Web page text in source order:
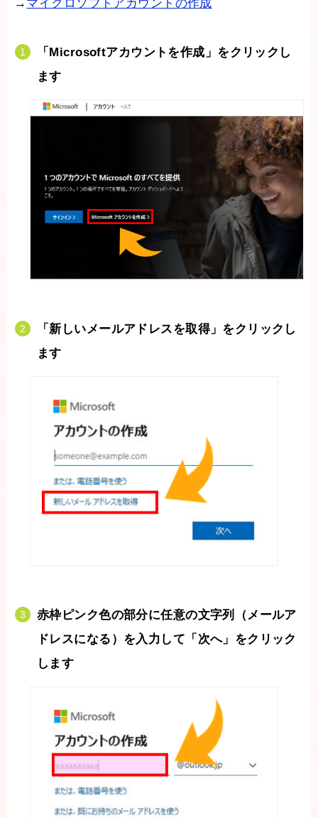
→ マイクロソフトアカウントの作成
「Microsoftアカウントを作成」をクリックし
ます
「新しいメールアドレスを取得」をクリックし
ます
赤枠ピンク色の部分に任意の文字列（メールア
ドレスになる）を入力して「次へ」をクリック
します